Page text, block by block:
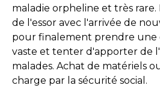
maladie orpheline et très rare.
de l'essor avec l'arrivée de
pour finalement prendre une
vaste et tenter d'apporter de
malades. Achat de matériels
charge par la sécurité social.